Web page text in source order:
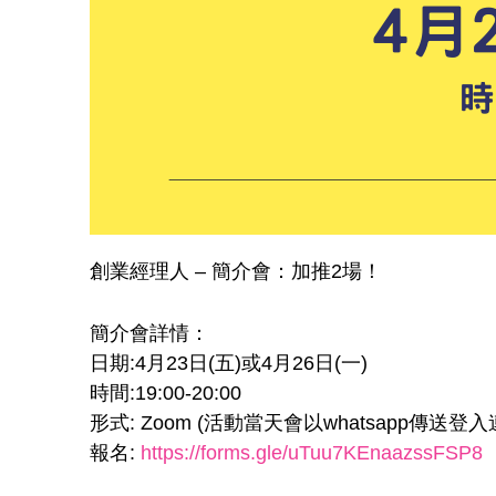
創業經理人 – 簡介會：加推2場！
簡介會詳情：
日期:4月23日(五)或4月26日(一)
時間:19:00-20:00
形式: Zoom (活動當天會以whatsapp傳送登入
報名: https://forms.gle/uTuu7KEnaazssFSP8